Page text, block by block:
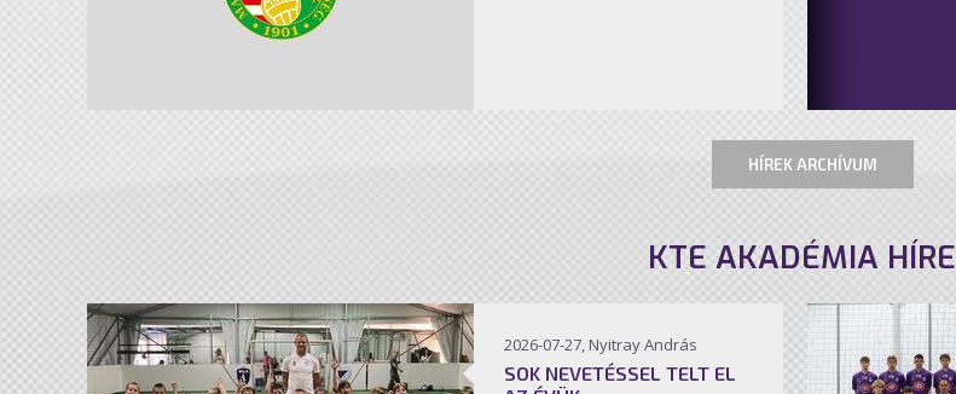
HÍREK ARCHÍVUM
KTE AKADÉMIA
2026-07-27, Nyitray András
SOK NEVETÉSSEL TELT EL